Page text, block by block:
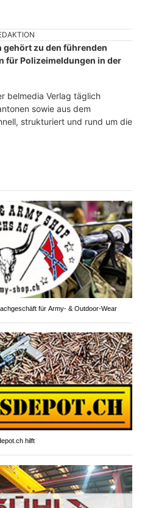
zu den führenden
für Polizeimeldungen in der
belmedia Verlag täglich
sowie aus dem
strukturiert und rund um die
für Army- & Outdoor-Wear
hilft